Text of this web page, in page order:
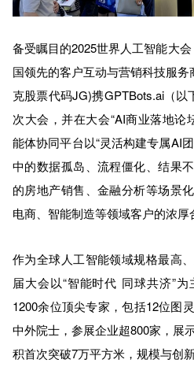
备受瞩目的2025世界人工智能大
国领先的客户互动与营销科技服
克股票代码JG)携GPTBots.ai（以
次大会，并在大会“AI商业落地论
能体协同平台以“灵活构建专属AI
中的数据孤岛、流程僵化、结果
的房地产销售、金融分析等场景
电商、智能制造等领域客户的浓厚
作为全球人工智能领域规格最高
届大会以“智能时代 同球共济”
1200余位顶尖专家，包括12位图
中外院士，参展企业超800家，展
积首次突破7万平方米，规模与创